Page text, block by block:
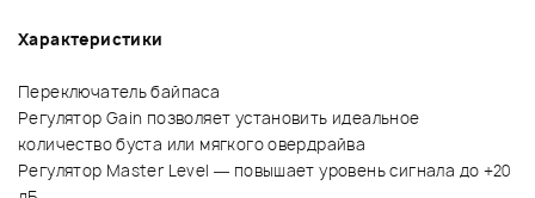
Характеристики
Переключатель байпаса
Регулятор Gain позволяет установить идеальное
количество буста или мягкого овердрайва
Регулятор Master Level — повышает уровень сигнала до +20